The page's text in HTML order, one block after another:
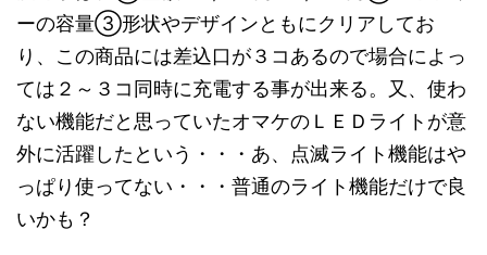
ーの容量③形状やデザインともにクリアしてお
り、この商品には差込口が３コあるので場合によっ
ては２～３コ同時に充電する事が出来る。又、使わ
ない機能だと思っていたオマケのＬＥＤライトが意
外に活躍したという・・・あ、点滅ライト機能はや
っぱり使ってない・・・普通のライト機能だけで良
いかも？